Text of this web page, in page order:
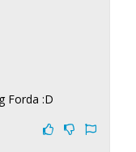
Forda :D